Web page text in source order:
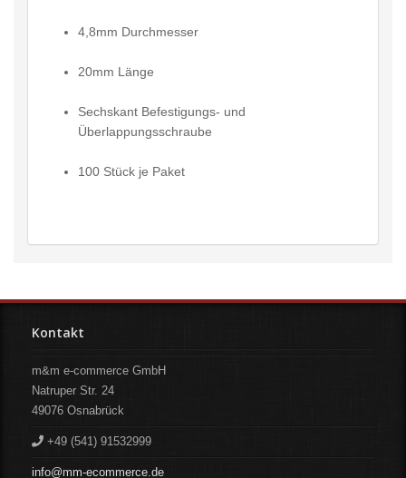
4,8mm Durchmesser
20mm Länge
Sechskant Befestigungs- und
Überlappungsschraube
100 Stück je Paket
Kontakt
m&m e-commerce GmbH
Natruper Str. 24
49076 Osnabrück
+49 (541) 91532999
info@mm-ecommerce.de